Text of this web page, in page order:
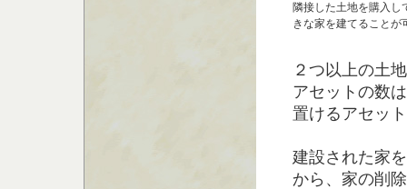
隣接した土地を購入し
きな家を建てることが
２つ以上の土
アセットの数
置けるアセッ
建設された家
から、家の削